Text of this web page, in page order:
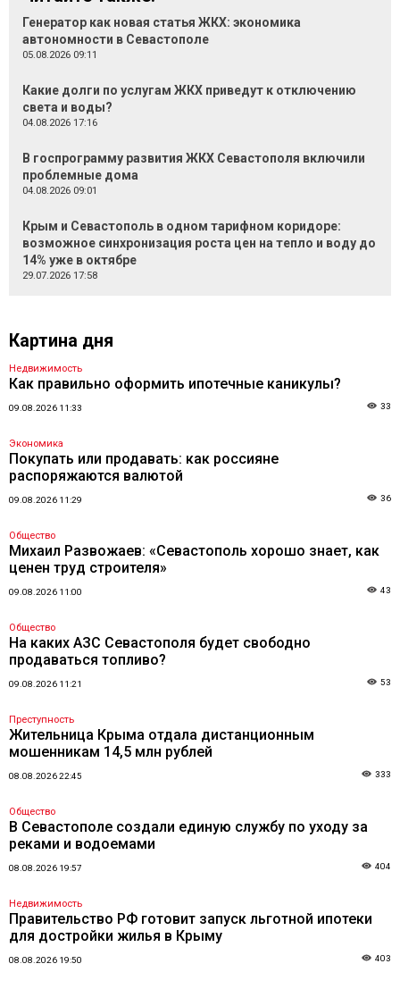
Генератор как новая статья ЖКХ: экономика
автономности в Севастополе
05.08.2026 09:11
Какие долги по услугам ЖКХ приведут к отключению
света и воды?
04.08.2026 17:16
В госпрограмму развития ЖКХ Севастополя включили
проблемные дома
04.08.2026 09:01
Крым и Севастополь в одном тарифном коридоре:
возможное синхронизация роста цен на тепло и воду до
14% уже в октябре
29.07.2026 17:58
Картина дня
Недвижимость
Как правильно оформить ипотечные каникулы?
09.08.2026 11:33 33
Экономика
Покупать или продавать: как россияне
распоряжаются валютой
09.08.2026 11:29 36
Общество
Михаил Развожаев: «Севастополь хорошо знает, как
ценен труд строителя»
09.08.2026 11:00 43
Общество
На каких АЗС Севастополя будет свободно
продаваться топливо?
09.08.2026 11:21 53
Преступность
Жительница Крыма отдала дистанционным
мошенникам 14,5 млн рублей
08.08.2026 22:45 333
Общество
В Севастополе создали единую службу по уходу за
реками и водоемами
08.08.2026 19:57 404
Недвижимость
Правительство РФ готовит запуск льготной ипотеки
для достройки жилья в Крыму
08.08.2026 19:50 403